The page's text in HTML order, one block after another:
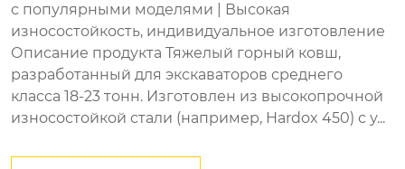
с популярными моделями | Высокая
износостойкость, индивидуальное изготовление
Описание продукта Тяжелый горный ковш,
разработанный для экскаваторов среднего
класса 18-23 тонн. Изготовлен из высокопрочной
износостойкой стали (например, Hardox 450) с у...